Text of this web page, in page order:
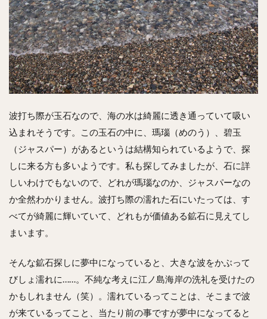
波打ち際が玉石なので、海の水は綺麗に透き通っていて吸い
込まれそうです。この玉石の中に、瑪瑙（めのう）、碧玉
（ジャスパー）があるというは結構知られているようで、探
しに来る方も多いようです。私も探してみましたが、石に詳
しいわけでもないので、どれが瑪瑙なのか、ジャスパーなの
か全然わかりません。波打ち際の濡れた石にいたっては、す
べてが綺麗に輝いていて、どれもが価値ある鉱石に見えてし
まいます。
そんな鉱石探しに夢中になっていると、大きな波をかぶって
びしょ濡れに……。不純な考えに江ノ島海岸の洗礼を受けたの
かもしれません（笑）。濡れているってことは、そこまで波
が来ているってこと、当たり前の事ですが夢中になってると